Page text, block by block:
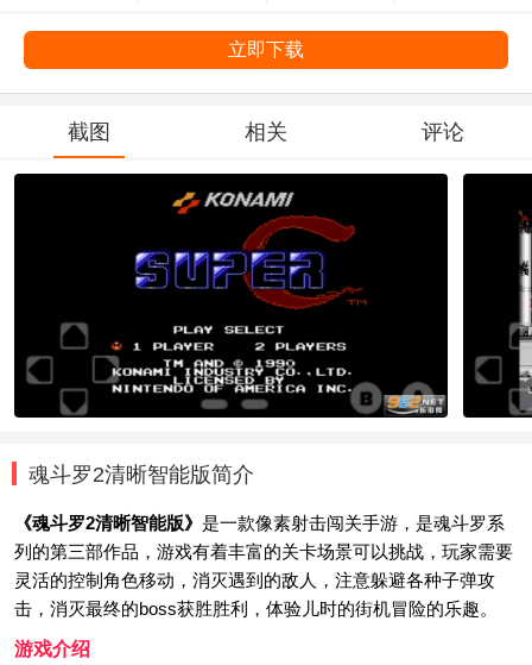
立即下载
截图 相关 评论
魂斗罗2清晰智能版简介
《魂斗罗2清晰智能版》 是一款像素射击闯关手游，是魂斗罗系
列的第三部作品，游戏有着丰富的关卡场景可以挑战，玩家需要
灵活的控制角色移动，消灭遇到的敌人，注意躲避各种子弹攻
击，消灭最终的boss获胜胜利，体验儿时的街机冒险的乐趣。
游戏介绍